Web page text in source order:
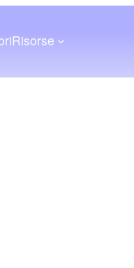
Risorse